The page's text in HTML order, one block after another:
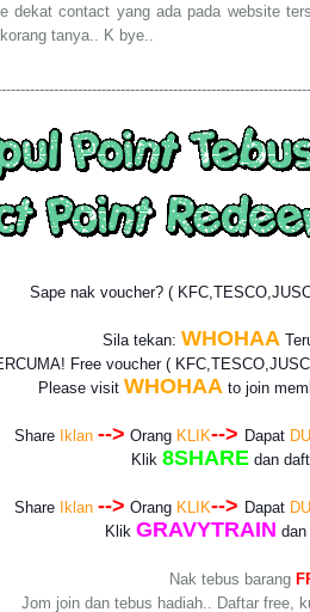
dekat contact yang ada pada website
tanya.. K bye..
Sape nak voucher? (
Sila tekan: WHOHAA
Free voucher(
Please visitWHOHAA to join
Share Iklan --> Orang KLIK--> Dapat
Klik8SHARE dan
Share Iklan --> Orang KLIK--> Dapat
Klik GRAVYTRAIN
Nak tebus barang
Jom join dan tebus hadiah.. Daftar free,